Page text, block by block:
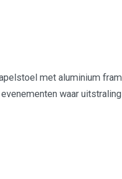
met aluminium
waar